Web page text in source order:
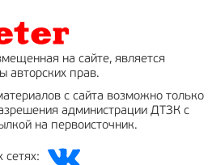
на сайте, является
авторских прав.
с сайта возможно только
администрации ДТЗК с
на первоисточник.
сетях: